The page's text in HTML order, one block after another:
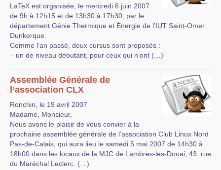
LaTeX est organisée, le mercredi 6 juin 2007
de 9h à 12h15 et de 13h30 à 17h30, par le
département Génie Thermique et Énergie de l’IUT Saint-Omer
Dunkerque.
Comme l’an passé, deux cursus sont proposés :
– un de niveau débutant, pour ceux qui n’ont (…)
Assemblée Générale de
l’association CLX
Ronchin, le 19 avril 2007
Madame, Monsieur,
Nous avons le plaisir de vous convier à la
prochaine assemblée générale de l’association Club Linux Nord
Pas-de-Calais, qui aura lieu le samedi 5 mai 2007 de 14h30 à
18h00 dans les locaux de la MJC de Lambres-les-Douai, 43, rue
du Maréchal Leclerc. (…)